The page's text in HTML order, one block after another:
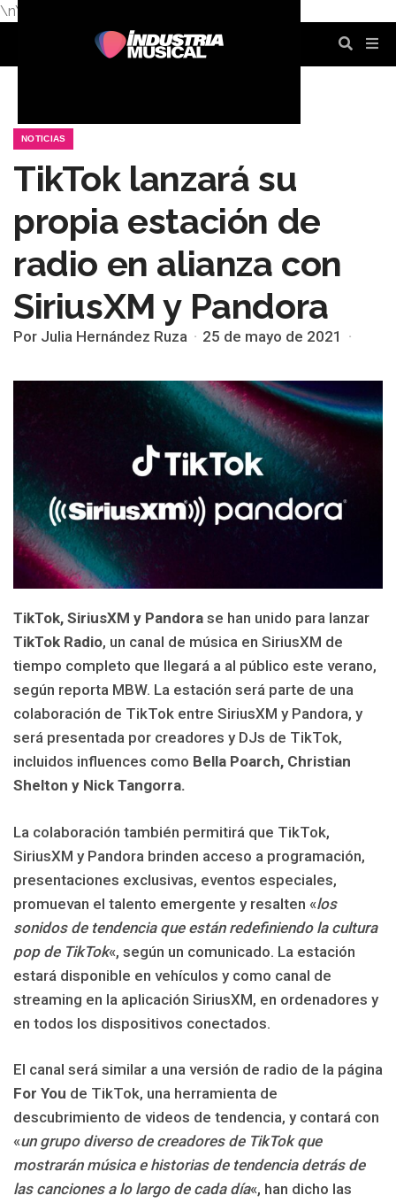
\n\n
NOTICIAS
TikTok lanzará su
propia estación de
radio en alianza con
SiriusXM y Pandora
Por Julia Hernández Ruza 25 de mayo de 2021
TikTok, SiriusXM y Pandora se han unido para lanzar
TikTok Radio, un canal de música en SiriusXM de
tiempo completo que llegará a al público este verano,
según reporta MBW. La estación será parte de una
colaboración de TikTok entre SiriusXM y Pandora, y
será presentada por creadores y DJs de TikTok,
incluidos influences como Bella Poarch, Christian
Shelton y Nick Tangorra.
La colaboración también permitirá que TikTok,
SiriusXM y Pandora brinden acceso a programación,
presentaciones exclusivas, eventos especiales,
promuevan el talento emergente y resalten «los
sonidos de tendencia que están redefiniendo la cultura
pop de TikTok«, según un comunicado. La estación
estará disponible en vehículos y como canal de
streaming en la aplicación SiriusXM, en ordenadores y
en todos los dispositivos conectados.
El canal será similar a una versión de radio de la página
For You de TikTok, una herramienta de
descubrimiento de videos de tendencia, y contará con
«un grupo diverso de creadores de TikTok que
mostrarán música e historias de tendencia detrás de
las canciones a lo largo de cada día«, han dicho las